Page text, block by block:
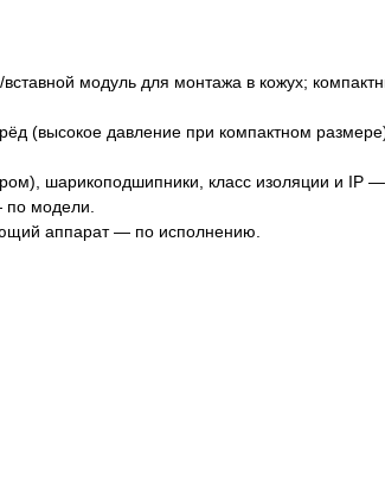
модуль для монтажа в кожух;
(высокое давление при компактном
шарикоподшипники, класс изоляции и IP
модели.
аппарат — по исполнению.